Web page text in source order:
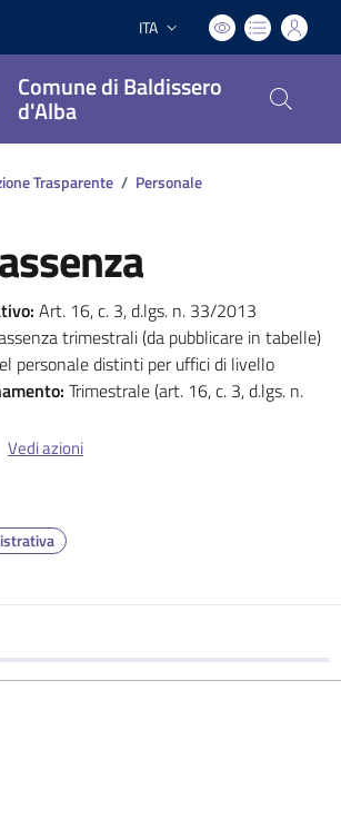
Lingua attiva:
ITA
Comune di Baldissero
d'Alba
Trasparente / Personale
Art. 16, c. 3, d.lgs. n. 33/2013
trimestrali (da pubblicare in tabelle)
personale distinti per uffici di livello
Trimestrale (art. 16, c. 3, d.lgs. n.
Vedi azioni